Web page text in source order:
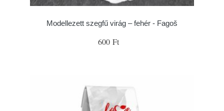
Modellezett szegfű virág – fehér - Fagoš
600 Ft